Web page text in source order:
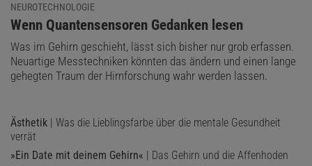
NEUROTECHNOLOGIE
:
Wenn Quantensensoren Gedanken lesen
Was im Gehirn geschieht, lässt sich bisher nur grob erfassen.
Neuartige Messtechniken könnten das ändern und einen lange
gehegten Traum der Hirnforschung wahr werden lassen.
Ästhetik | Was die Lieblingsfarbe über die mentale Gesundheit
verrät
»Ein Date mit deinem Gehirn« | Das Gehirn und die Affenhoden